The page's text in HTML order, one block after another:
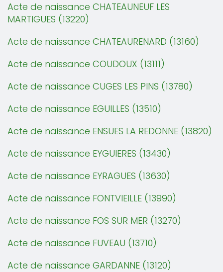
Acte de naissance CHATEAUNEUF LES
MARTIGUES (13220)
Acte de naissance CHATEAURENARD (13160)
Acte de naissance COUDOUX (13111)
Acte de naissance CUGES LES PINS (13780)
Acte de naissance EGUILLES (13510)
Acte de naissance ENSUES LA REDONNE (13820)
Acte de naissance EYGUIERES (13430)
Acte de naissance EYRAGUES (13630)
Acte de naissance FONTVIEILLE (13990)
Acte de naissance FOS SUR MER (13270)
Acte de naissance FUVEAU (13710)
Acte de naissance GARDANNE (13120)